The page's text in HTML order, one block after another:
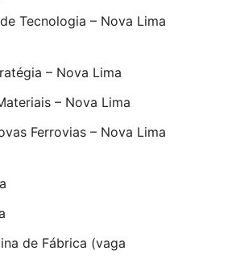
Tecnologia – Nova Lima
– Nova Lima
– Nova Lima
Ferrovias – Nova Lima
de Fábrica (vaga